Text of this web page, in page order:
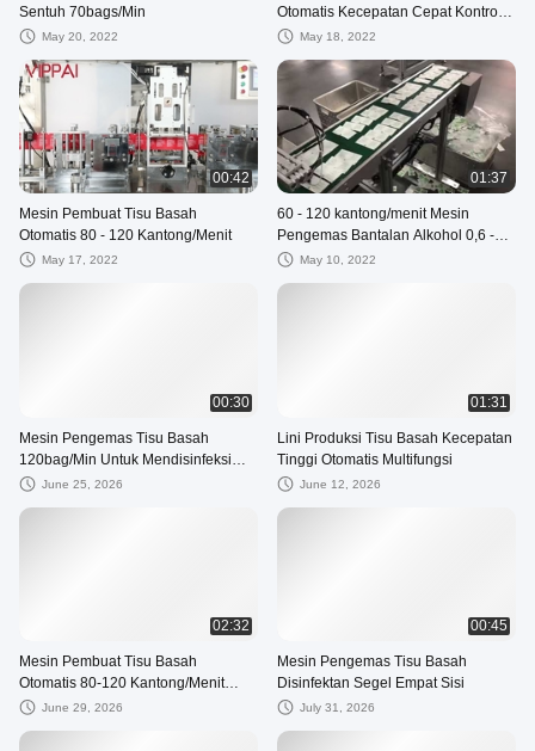
Sentuh 70bags/Min
May 20, 2022
Otomatis Kecepatan Cepat Kontrol
PLCMay 18, 2022
00:42
Mesin Pembuat Tisu Basah
Otomatis 80 - 120 Kantong/Menit
May 17, 2022
01:37
60 - 120 kantong/menit Mesin
Pengemas Bantalan Alkohol 0,6 -
1,0MPaMay 10, 2022
00:30
Mesin Pengemas Tisu Basah
120bag/Min Untuk Mendisinfeksi
KainJune 25, 2026
01:31
Lini Produksi Tisu Basah Kecepatan
Tinggi Otomatis Multifungsi
June 12, 2026
02:32
Mesin Pembuat Tisu Basah
Otomatis 80-120 Kantong/Menit
Horizontal
June 29, 2026
00:45
Mesin Pengemas Tisu Basah
Disinfektan Segel Empat Sisi
July 31, 2026